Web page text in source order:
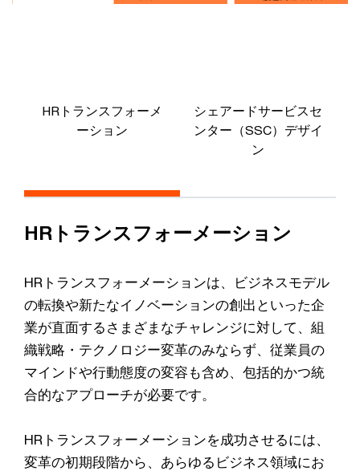
HRトランスフォーメ
ーション
シェアードサービスセ
ンター（SSC）デザイ
ン
HRトランスフォーメーション
HRトランスフォーメーションは、ビジネスモデル
の転換や新たなイノベーションの創出といった企
業が直面するさまざまなチャレンジに対して、組
織戦略・テクノロジー変革のみならず、従業員の
マインドや行動態度の変容も含め、包括的かつ統
合的なアプローチが必要です。
HRトランスフォーメーションを成功させるには、
変革の初期段階から、あらゆるビジネス領域にお